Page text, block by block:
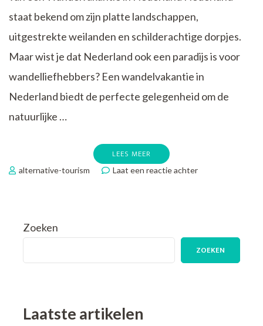
staat bekend om zijn platte landschappen,
uitgestrekte weilanden en schilderachtige dorpjes.
Maar wist je dat Nederland ook een paradijs is voor
wandelliefhebbers? Een wandelvakantie in
Nederland biedt de perfecte gelegenheid om de
natuurlijke …
LEES MEER
alternative-tourism Laat een reactie achterop
Zoeken
ZOEKEN
Laatste artikelen